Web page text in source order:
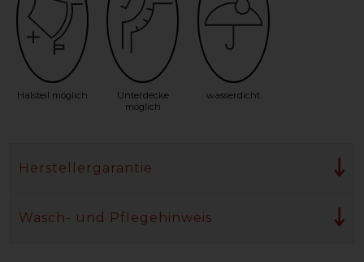
Halsteil möglich
Unterdecke
möglich
wasserdicht
Herstellergarantie
Wasch- und Pflegehinweis